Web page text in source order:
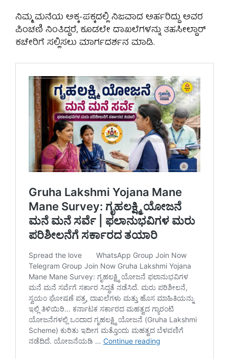
ನಿಮ್ಮ ಮನೆಯ ಅಕ್ಕ-ಪಕ್ಕದಲ್ಲಿ ನಿಜವಾದ ಅರ್ಹರಿದ್ದು ಅವರ
ಪಿಂಚಣಿ ನಿಂತಿದ್ದರೆ, ಕೂಡಲೇ ದಾಖಲೆಗಳನ್ನು ತಹಸೀಲ್ದಾರ್
ಕಚೇರಿಗೆ ಸಲ್ಲಿಸಲು ಮಾರ್ಗದರ್ಶನ ಮಾಡಿ.